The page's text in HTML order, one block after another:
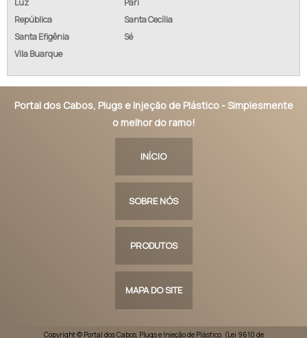
Luz
Pari
República
Santa Cecília
Santa Efigênia
Sé
Vila Buarque
Portal dos Cabos, Plugs e Injeção de Plástico - Simplesmente
o melhor do ramo!
INÍCIO
SOBRE NÓS
PRODUTOS
MAPA DO SITE
Copyright © Portal dos Cabos, Plugs e Injeção de Plástico. (Lei 9610 de